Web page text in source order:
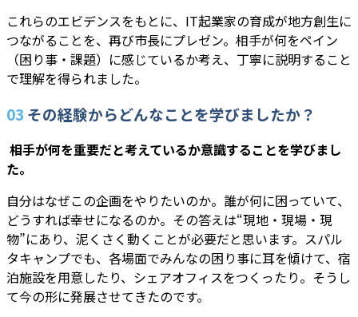
これらのエビデンスをもとに、IT起業家の育成が地方創生に
つながることを、再び市長にプレゼン。相手が何をペイン
（困り事・課題）に感じているか考え、丁寧に説明すること
で理解を得られました。
03 その経験からどんなことを学びましたか？
―― 相手が何を重要だと考えているか意識することを学びまし
た。
自分はなぜこの企画をやりたいのか。誰が何に困っていて、
どうすれば幸せになるのか。その答えは“現地・現場・現
物”にあり、泥くさく動くことが必要だと思います。スパル
タキャンプでも、各場面でみんなの困り事に耳を傾けて、宿
泊施設を用意したり、シェアオフィスをつくったり。そうし
て今の形に発展させてきたのです。